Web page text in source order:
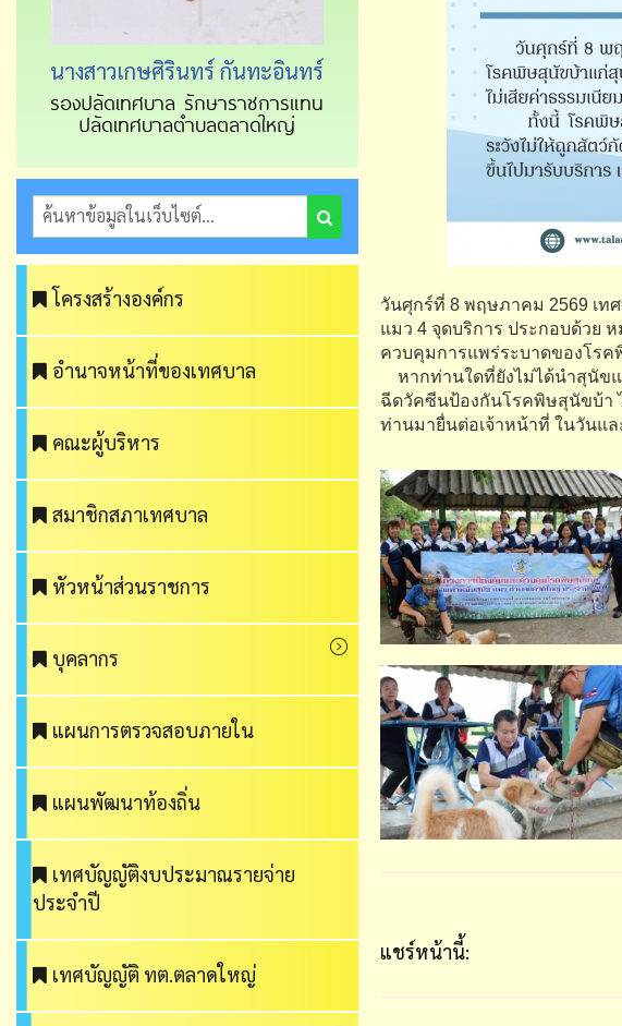
นางสาวเกษศิรินทร์ กันทะอินทร์
รองปลัดเทศบาล รักษาราชการแทน
ปลัดเทศบาลตำบลตลาดใหญ่
โครงสร้างองค์กร
อำนาจหน้าที่ของเทศบาล
คณะผู้บริหาร
สมาชิกสภาเทศบาล
หัวหน้าส่วนราชการ
บุคลากร
แผนการตรวจสอบภายใน
แผนพัฒนาท้องถิ่น
เทศบัญญัติงบประมาณรายจ่าย
ประจำปี
เทศบัญญัติ ทต.ตลาดใหญ่
วันศุกร์ที่ 8 พฤษภาคม 2569 เ
แมว 4 จุดบริการ ประกอบด้วย
ควบคุมการแพร่ระบาดของโร
หากท่านใดที่ยังไม่ได้นำสุนัข
ฉีดวัคซีนป้องกันโรคพิษสุนัขบ้า
ท่านมายื่นต่อเจ้าหน้าที่ ในวันแล
แชร์หน้านี้: